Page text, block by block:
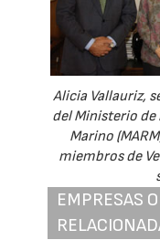
Alicia Vallauriz,
del Ministerio de
Marino
miembros de
EMPRESAS